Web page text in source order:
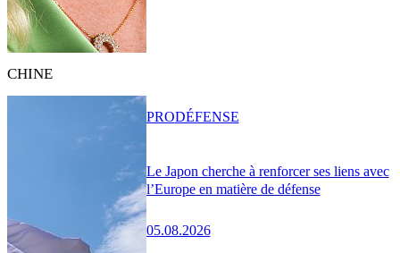
CHINE
Le Japon cherche à renforcer ses liens avec
l’Europe en matière de défense
05.08.2026
PRODÉFENSE